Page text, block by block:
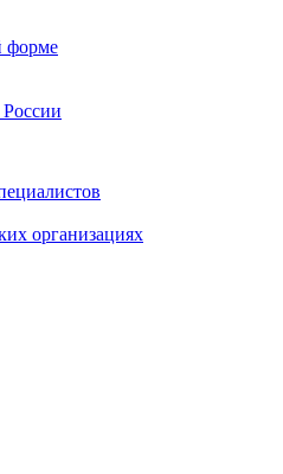
форме
России
организациях